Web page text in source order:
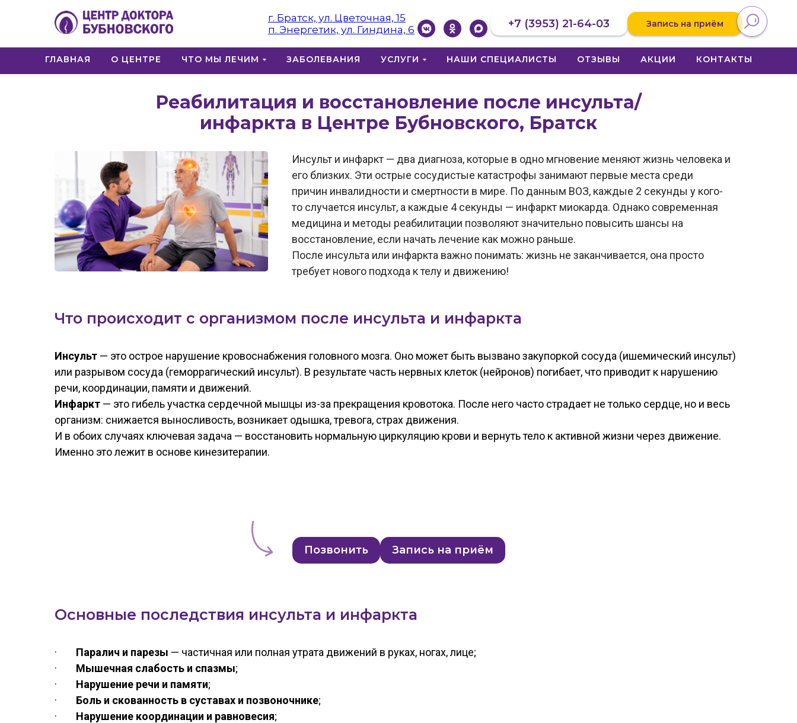
г. Братск, ул. Цветочная, 15
п. Энергетик, ул. Гиндина, 6
+7 (3953) 21-64-03 Запись на приём
ГЛАВНАЯ О ЦЕНТРЕ ЧТО МЫ ЛЕЧИМ ЗАБОЛЕВАНИЯ УСЛУГИ НАШИ СПЕЦИАЛИСТЫ ОТЗЫВЫ АКЦИИ КОНТАКТЫ
Реабилитация и восстановление после инсульта/
инфаркта в Центре Бубновского, Братск
Инсульт и инфаркт — два диагноза, которые в одно мгновение меняют жизнь человека и
его близких. Эти острые сосудистые катастрофы занимают первые места среди
причин инвалидности и смертности в мире. По данным ВОЗ, каждые 2 секунды у кого-
то случается инсульт, а каждые 4 секунды — инфаркт миокарда. Однако современная
медицина и методы реабилитации позволяют значительно повысить шансы на
восстановление, если начать лечение как можно раньше.
После инсульта или инфаркта важно понимать: жизнь не заканчивается, она просто
требует нового подхода к телу и движению!
Что происходит с организмом после инсульта и инфаркта
Инсульт — это острое нарушение кровоснабжения головного мозга. Оно может быть вызвано закупоркой сосуда (ишемический инсульт)
или разрывом сосуда (геморрагический инсульт). В результате часть нервных клеток (нейронов) погибает, что приводит к нарушению
речи, координации, памяти и движений.
Инфаркт — это гибель участка сердечной мышцы из-за прекращения кровотока. После него часто страдает не только сердце, но и весь
организм: снижается выносливость, возникает одышка, тревога, страх движения.
И в обоих случаях ключевая задача — восстановить нормальную циркуляцию крови и вернуть тело к активной жизни через движение.
Именно это лежит в основе кинезитерапии.
Позвонить Запись на приём
Основные последствия инсульта и инфаркта
· Паралич и парезы — частичная или полная утрата движений в руках, ногах, лице;
· Мышечная слабость и спазмы;
· Нарушение речи и памяти;
· Боль и скованность в суставах и позвоночнике;
· Нарушение координации и равновесия;